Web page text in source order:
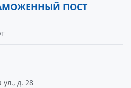
ПОСТ
ул., д. 28